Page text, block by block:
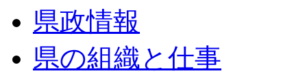
県政情報
県の組織と仕事